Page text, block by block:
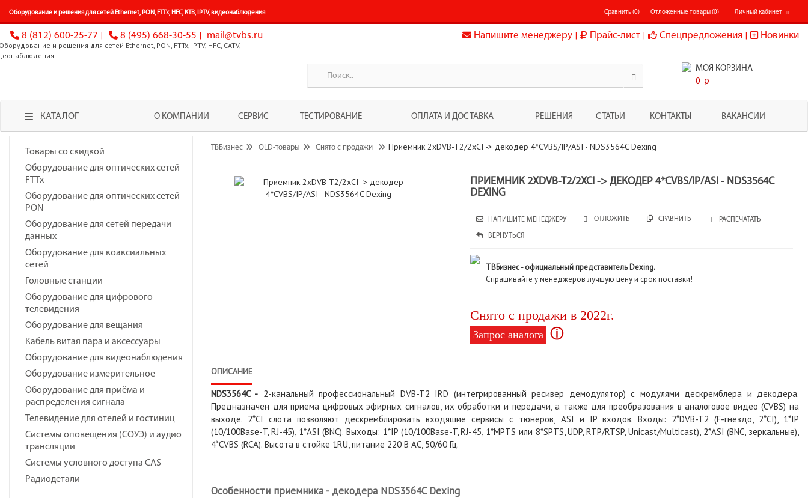
Оборудование и решения для сетей Ethernet, PON, FTTx, HFC, КТВ, IPTV, видеонаблюдения Личный кабинет
Отложенные товары (0)
Сравнить (0)
8 (812) 600-25-77 8 (495) 668-30-55 mail@tvbs.ru Напишите менеджеру Прайс-лист Спецпредложения Новинки
МОЯ КОРЗИНА
0 p
КАТАЛОГ О КОМПАНИИ СЕРВИС ТЕСТИРОВАНИЕ ОПЛАТА И ДОСТАВКА РЕШЕНИЯ СТАТЬИ КОНТАКТЫ ВАКАНСИИ
Товары со скидкой
Оборудование для оптических сетей
FTTx
Оборудование для оптических сетей
PON
Оборудование для сетей передачи
данных
Оборудование для коаксиальных
сетей
Головные станции
Оборудование для цифрового
телевидения
Оборудование для вещания
Кабель витая пара и аксессуары
Оборудование для видеонаблюдения
Оборудование измерительное
Оборудование для приёма и
распределения сигнала
Телевидение для отелей и гостиниц
Системы оповещения (СОУЭ) и аудио
трансляции
Системы условного доступа CAS
Радиодетали
ТВБизнес OLD-товары Снято с продажи Приемник 2xDVB-T2/2xCI -> декодер 4*CVBS/IP/ASI - NDS3564C Dexing
ПРИЕМНИК 2XDVB-T2/2XCI -> ДЕКОДЕР 4*CVBS/IP/ASI - NDS3564C
DEXING
НАПИШИТЕ МЕНЕДЖЕРУ ОТЛОЖИТЬ СРАВНИТЬ РАСПЕЧАТАТЬ
ВЕРНУТЬСЯ
ТВБизнес - официальный представитель Dexing.
Спрашивайте у менеджеров лучшую цену и срок поставки!
Снято с продажи в 2022г.
Запрос аналога ⓘ
ОПИСАНИЕ
NDS3564C - 2-канальный профессиональный DVB-T2 IRD (интегрированный ресивер демодулятор) c модулями дескремблера и декодера.
Предназначен для приема цифровых эфирных сигналов, их обработки и передачи, а также для преобразования в аналоговое видео (CVBS) на
выходе. 2*CI слота позволяют дескремблировать входящие сервисы с тюнеров, ASI и IP входов. Входы: 2*DVB-T2 (F-гнездо, 2*CI), 1*IP
(10/100Base-T, RJ-45), 1*ASI (BNC). Выходы: 1*IP (10/100Base-T, RJ-45, 1*MPTS или 8*SPTS, UDP, RTP/RTSP, Unicast/Multicast), 2*ASI (BNC, зеркальные),
4*CVBS (RCA). Высота в стойке 1RU, питание 220 В АС, 50/60 Гц.
Особенности приемника - декодера NDS3564C Dexing